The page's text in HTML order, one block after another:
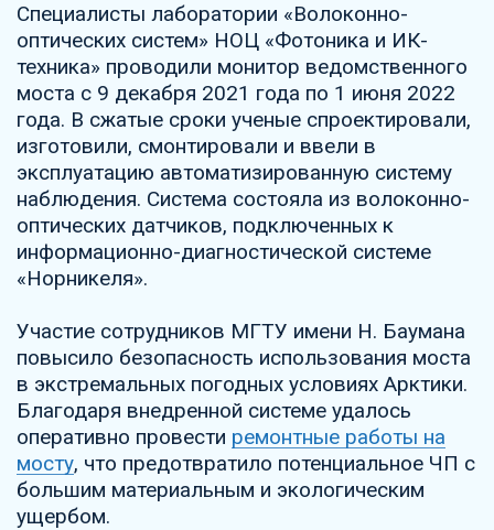
Специалисты лаборатории «Волоконно-
оптических систем» НОЦ «Фотоника и ИК-
техника» проводили монитор ведомственного
моста с 9 декабря 2021 года по 1 июня 2022
года. В сжатые сроки ученые спроектировали,
изготовили, смонтировали и ввели в
эксплуатацию автоматизированную систему
наблюдения. Система состояла из волоконно-
оптических датчиков, подключенных к
информационно-диагностической системе
«Норникеля».
Участие сотрудников МГТУ имени Н. Баумана
повысило безопасность использования моста
в экстремальных погодных условиях Арктики.
Благодаря внедренной системе удалось
оперативно провести ремонтные работы на
мосту, что предотвратило потенциальное ЧП с
большим материальным и экологическим
ущербом.